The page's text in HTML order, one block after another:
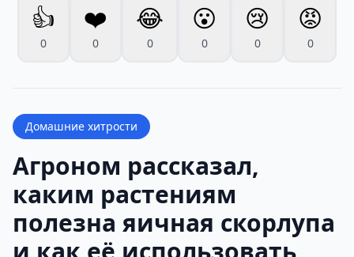
👍
0
❤️
0
😂
0
😮
0
😢
0
😡
0
Домашние хитрости
Агроном рассказал,
каким растениям
полезна яичная скорлупа